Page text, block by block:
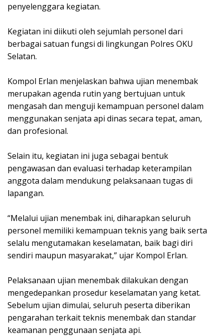
penyelenggara kegiatan.
Kegiatan ini diikuti oleh sejumlah personel dari
berbagai satuan fungsi di lingkungan Polres OKU
Selatan.
Kompol Erlan menjelaskan bahwa ujian menembak
merupakan agenda rutin yang bertujuan untuk
mengasah dan menguji kemampuan personel dalam
menggunakan senjata api dinas secara tepat, aman,
dan profesional.
Selain itu, kegiatan ini juga sebagai bentuk
pengawasan dan evaluasi terhadap keterampilan
anggota dalam mendukung pelaksanaan tugas di
lapangan.
“Melalui ujian menembak ini, diharapkan seluruh
personel memiliki kemampuan teknis yang baik serta
selalu mengutamakan keselamatan, baik bagi diri
sendiri maupun masyarakat,” ujar Kompol Erlan.
Pelaksanaan ujian menembak dilakukan dengan
mengedepankan prosedur keselamatan yang ketat.
Sebelum ujian dimulai, seluruh peserta diberikan
pengarahan terkait teknis menembak dan standar
keamanan penggunaan senjata api.